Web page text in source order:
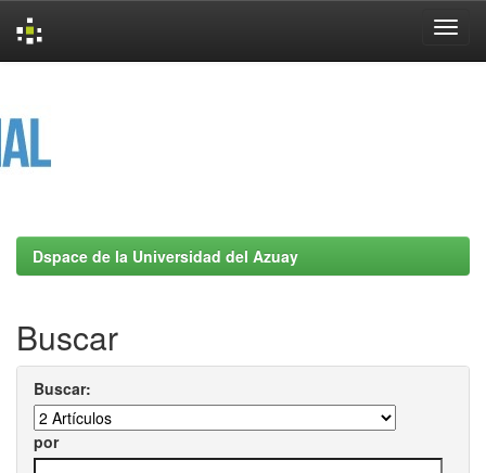
Dspace de la Universidad del Azuay
Buscar
Buscar:
por